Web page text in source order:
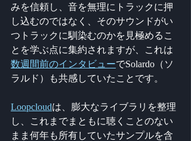
みを信頼し、音を無理にトラックに押
し込むのではなく、そのサウンドがい
つトラックに馴染むのかを見極めるこ
とを学ぶ点に集約されますが、これは
数週間前のインタビューでSolardo（ソ
ラルド）も共感していたことです。
Loopcloudは、膨大なライブラリを整理
し、これまでまともに聴くことのない
まま何年も所有していたサンプルを含